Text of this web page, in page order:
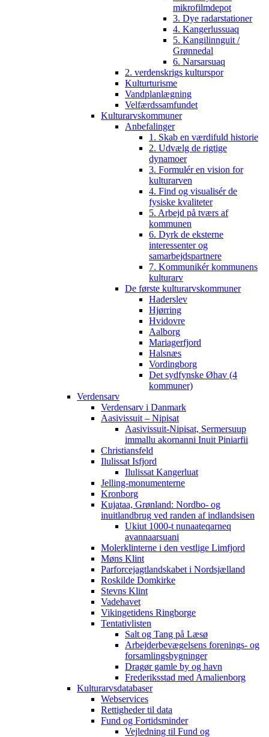
mikrofilmdepot
3. Dye radarstationer
4. Kangerlussuaq
5. Kangilinnguit /
Grønnedal
6. Narsarsuaq
2. verdenskrigs kulturspor
Kulturturisme
Vandplanlægning
Velfærdssamfundet
Kulturarvskommuner
Anbefalinger
1. Skab en værdifuld historie
2. Udvælg de rigtige
dynamoer
3. Formulér en vision for
kulturarven
4. Find og visualisér de
fysiske kvaliteter
5. Arbejd på tværs af
kommunen
6. Dyrk de eksterne
interessenter og
samarbejdspartnere
7. Kommunikér kommunens
kulturarv
De første kulturarvskommuner
Haderslev
Hjørring
Hvidovre
Aalborg
Mariagerfjord
Halsnæs
Vordingborg
Det sydfynske Øhav (4
kommuner)
Verdensarv
Verdensarv i Danmark
Aasivissuit – Nipisat
Aasivissuit-Nipisat, Sermersuup
immallu akornanni Inuit Piniarfii
Christiansfeld
Ilulissat Isfjord
Ilulissat Kangerluat
Jelling-monumenterne
Kronborg
Kujataa, Grønland: Nordbo- og
inuitlandbrug ved randen af indlandsisen
Ukiut 1000-t nunaateqarneq
avannaarsuani
Molerklinterne i den vestlige Limfjord
Møns Klint
Parforcejagtlandskabet i Nordsjælland
Roskilde Domkirke
Stevns Klint
Vadehavet
Vikingetidens Ringborge
Tentativlisten
Salt og Tang på Læsø
Arbejderbevægelsens forenings- og
forsamlingsbygninger
Dragør gamle by og havn
Frederiksstad med Amalienborg
Kulturarvsdatabaser
Webservices
Rettigheder til data
Fund og Fortidsminder
Vejledning til Fund og